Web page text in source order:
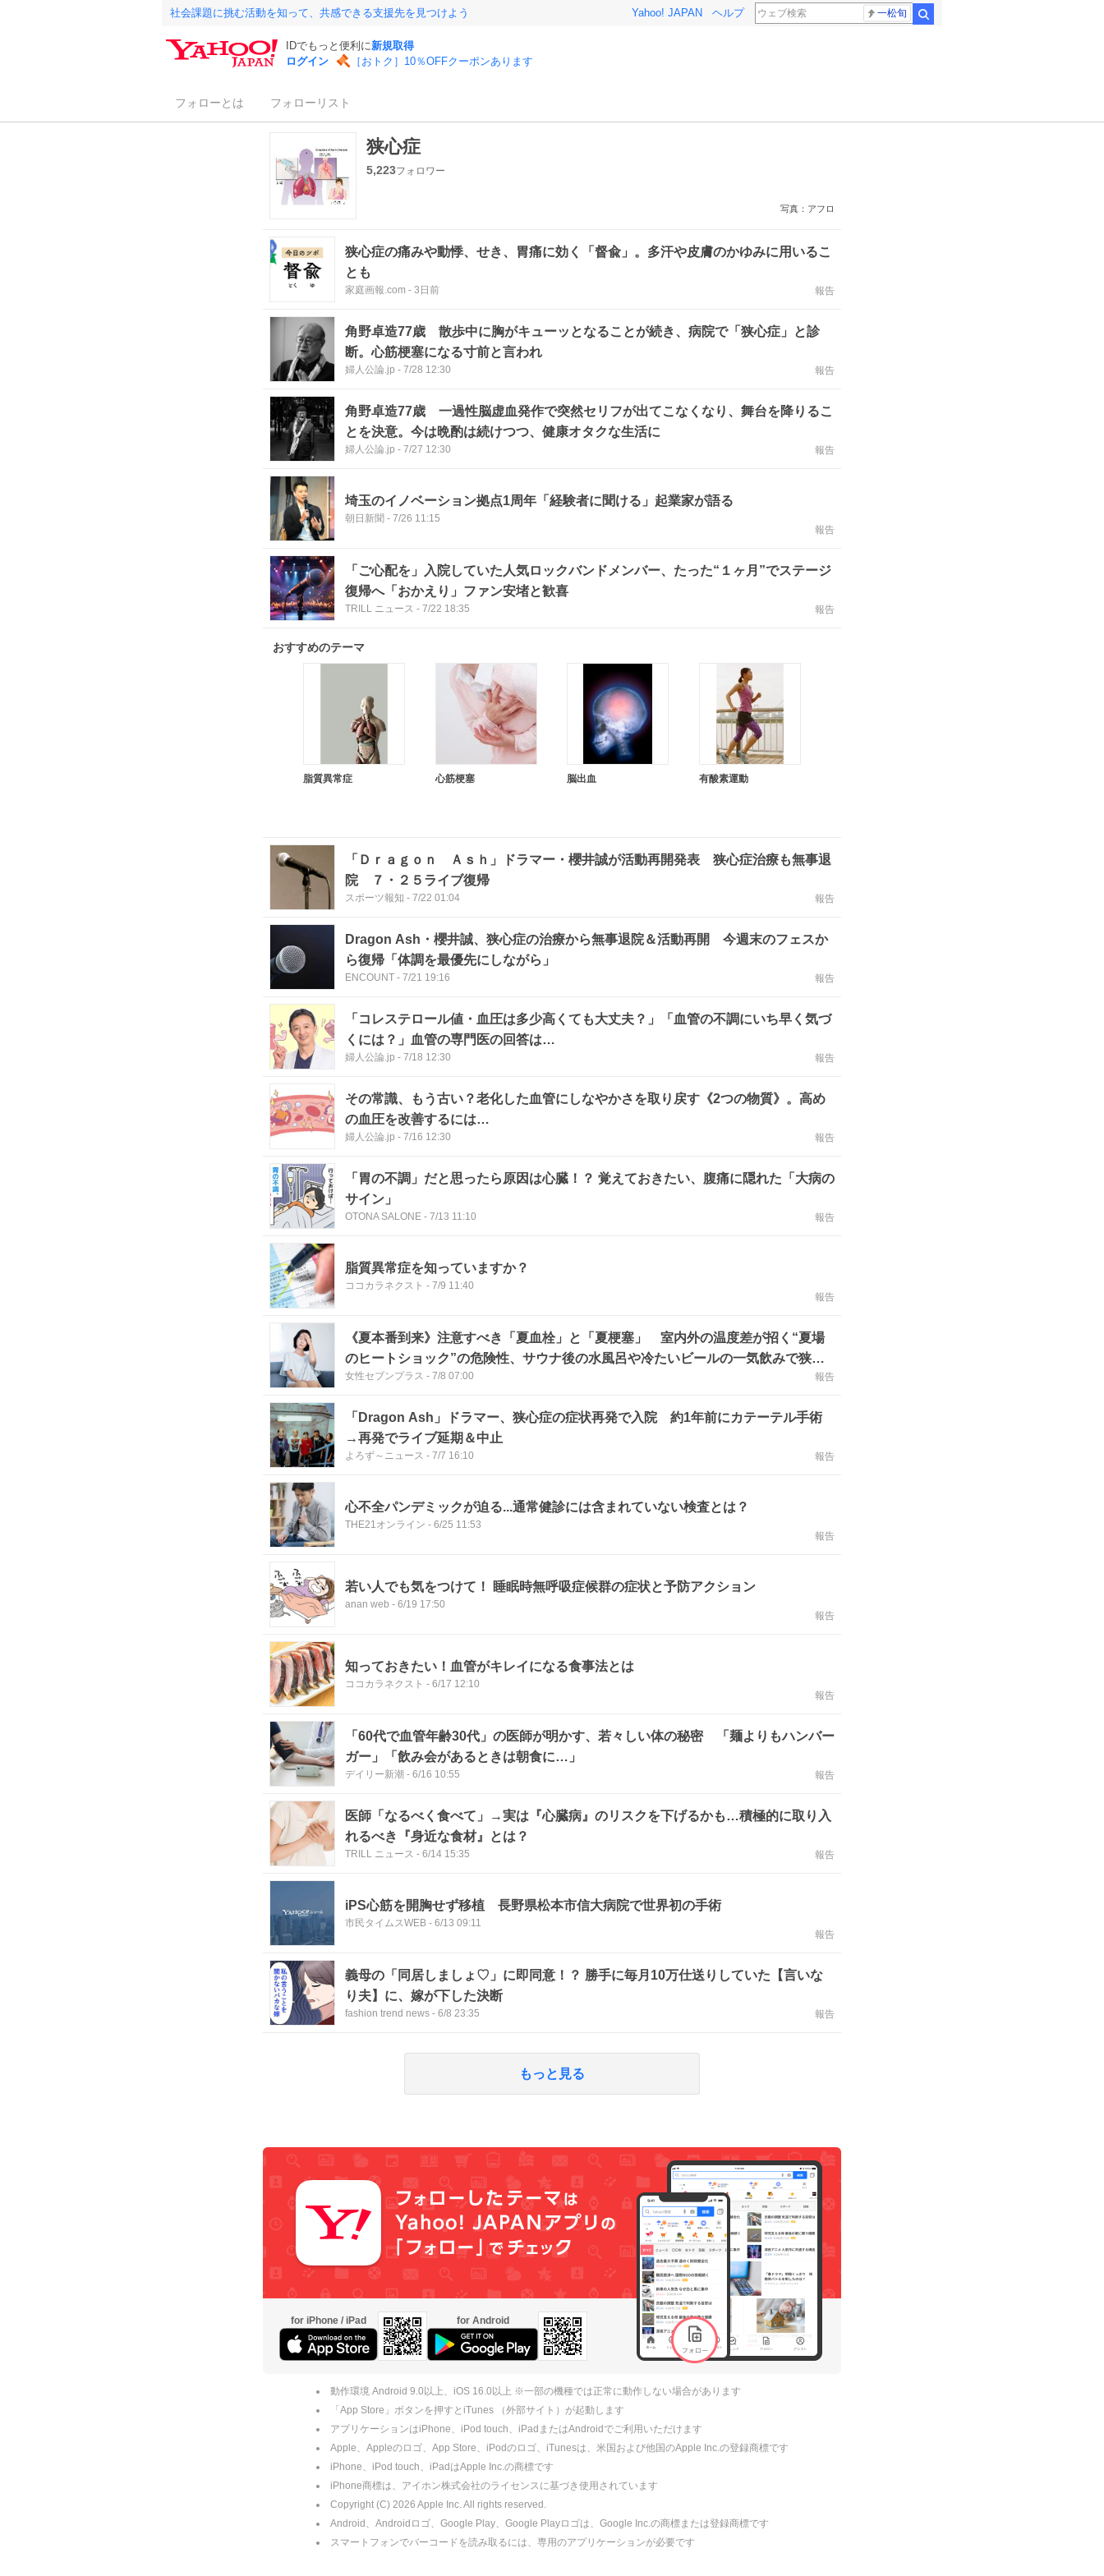
社会課題に挑む活動を知って、共感できる支援先を見つけよう Yahoo! JAPAN ヘルプ 一松旬
IDでもっと便利に新規取得
ログイン
［おトク］10％OFFクーポンあります
フォローとは フォローリスト
狭心症
5,223フォロワー
写真：アフロ
狭心症の痛みや動悸、せき、胃痛に効く「督兪」。多汗や皮膚のかゆみに用いるこ
とも
家庭画報.com - 3日前 報告
角野卓造77歳 散歩中に胸がキューッとなることが続き、病院で「狭心症」と診
断。心筋梗塞になる寸前と言われ
婦人公論.jp - 7/28 12:30 報告
角野卓造77歳 一過性脳虚血発作で突然セリフが出てこなくなり、舞台を降りるこ
とを決意。今は晩酌は続けつつ、健康オタクな生活に
婦人公論.jp - 7/27 12:30 報告
埼玉のイノベーション拠点1周年「経験者に聞ける」起業家が語る
朝日新聞 - 7/26 11:15
報告
「ご心配を」入院していた人気ロックバンドメンバー、たった“１ヶ月”でステージ
復帰へ「おかえり」ファン安堵と歓喜
TRILL ニュース - 7/22 18:35 報告
おすすめのテーマ
脂質異常症 心筋梗塞 脳出血 有酸素運動
「Ｄｒａｇｏｎ Ａｓｈ」ドラマー・櫻井誠が活動再開発表 狭心症治療も無事退
院 ７・２５ライブ復帰
スポーツ報知 - 7/22 01:04 報告
Dragon Ash・櫻井誠、狭心症の治療から無事退院＆活動再開 今週末のフェスか
ら復帰「体調を最優先にしながら」
ENCOUNT - 7/21 19:16 報告
「コレステロール値・血圧は多少高くても大丈夫？」「血管の不調にいち早く気づ
くには？」血管の専門医の回答は…
婦人公論.jp - 7/18 12:30 報告
その常識、もう古い？老化した血管にしなやかさを取り戻す《2つの物質》。高め
の血圧を改善するには…
婦人公論.jp - 7/16 12:30 報告
「胃の不調」だと思ったら原因は心臓！？ 覚えておきたい、腹痛に隠れた「大病の
サイン」
OTONA SALONE - 7/13 11:10 報告
脂質異常症を知っていますか？
ココカラネクスト - 7/9 11:40
報告
《夏本番到来》注意すべき「夏血栓」と「夏梗塞」 室内外の温度差が招く“夏場
のヒートショック”の危険性、サウナ後の水風呂や冷たいビールの一気飲みで狭心
症発症のリスクも
女性セブンプラス - 7/8 07:00 報告
「Dragon Ash」ドラマー、狭心症の症状再発で入院 約1年前にカテーテル手術
→再発でライブ延期＆中止
よろず～ニュース - 7/7 16:10 報告
心不全パンデミックが迫る...通常健診には含まれていない検査とは？
THE21オンライン - 6/25 11:53
報告
若い人でも気をつけて！ 睡眠時無呼吸症候群の症状と予防アクション
anan web - 6/19 17:50
報告
知っておきたい！血管がキレイになる食事法とは
ココカラネクスト - 6/17 12:10
報告
「60代で血管年齢30代」の医師が明かす、若々しい体の秘密 「麺よりもハンバー
ガー」「飲み会があるときは朝食に…」
デイリー新潮 - 6/16 10:55 報告
医師「なるべく食べて」→実は『心臓病』のリスクを下げるかも…積極的に取り入
れるべき『身近な食材』とは？
TRILL ニュース - 6/14 15:35 報告
iPS心筋を開胸せず移植 長野県松本市信大病院で世界初の手術
市民タイムスWEB - 6/13 09:11
報告
義母の「同居しましょ♡」に即同意！？ 勝手に毎月10万仕送りしていた【言いな
り夫】に、嫁が下した決断
fashion trend news - 6/8 23:35 報告
もっと見る
for iPhone / iPad for Android
動作環境 Android 9.0以上、iOS 16.0以上 ※一部の機種では正常に動作しない場合があります
「App Store」ボタンを押すとiTunes （外部サイト）が起動します
アプリケーションはiPhone、iPod touch、iPadまたはAndroidでご利用いただけます
Apple、Appleのロゴ、App Store、iPodのロゴ、iTunesは、米国および他国のApple Inc.の登録商標です
iPhone、iPod touch、iPadはApple Inc.の商標です
iPhone商標は、アイホン株式会社のライセンスに基づき使用されています
Copyright (C) 2026 Apple Inc. All rights reserved.
Android、Androidロゴ、Google Play、Google Playロゴは、Google Inc.の商標または登録商標です
スマートフォンでバーコードを読み取るには、専用のアプリケーションが必要です